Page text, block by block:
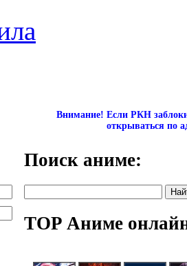
Внимание! Если РКН
открываться по
Поиск аниме:
TOP Аниме